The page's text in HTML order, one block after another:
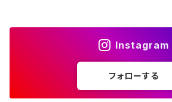
Instagram
フォローする